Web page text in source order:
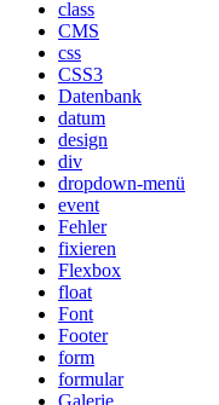
class
CMS
css
CSS3
Datenbank
datum
design
div
dropdown-menü
event
Fehler
fixieren
Flexbox
float
Font
Footer
form
formular
Galerie